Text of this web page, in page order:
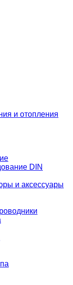
и отопления
DIN
и аксессуары